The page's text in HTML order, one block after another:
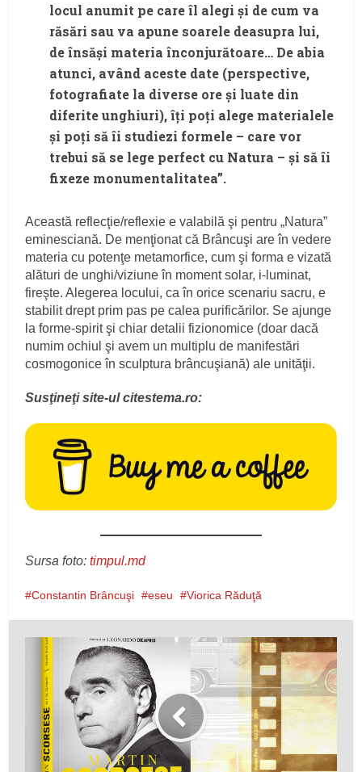
locul anumit pe care îl alegi şi de cum va
răsări sau va apune soarele deasupra lui,
de însăşi materia înconjurătoare… De abia
atunci, având aceste date (perspective,
fotografiate la diverse ore şi luate din
diferite unghiuri), îţi poţi alege materialele
şi poţi să îi studiezi formele – care vor
trebui să se lege perfect cu Natura – şi să îi
fixeze monumentalitatea”.
Această reflecţie/reflexie e valabilă şi pentru „Natura”
eminesciană. De menţionat că Brâncuşi are în vedere
materia cu potenţe metamorfice, cum şi forma e vizată
alături de unghi/viziune în moment solar, i-luminat,
fireşte. Alegerea locului, ca în orice scenariu sacru, e
stabilit drept prim pas pe calea purificărilor. Se ajunge
la forme-spirit şi chiar detalii fizionomice (doar dacă
numim ochiul şi avem un multiplu de manifestări
cosmogonice în sculptura brâncuşiană) ale unităţii.
Susţineţi site-ul citestema.ro:
Sursa foto:timpul.md
Constantin Brâncuşi eseu Viorica Răduţă